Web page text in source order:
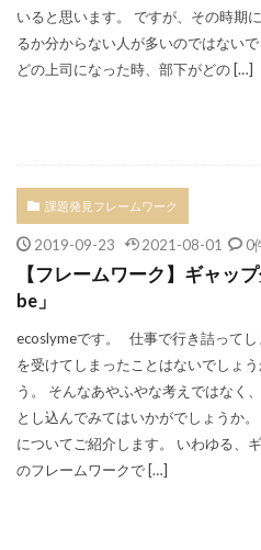
いると思います。 ですが、その時期
るか分からない人が多いのではない
どの上司になった時、部下がどの […]
課題発見フレームワーク
2019-09-23 2021-08-01 0
【フレームワーク】ギャッ
be」
ecoslymeです。 仕事で行き詰って
を受けてしまったことはないでしょ
う。 そんなあやふやな考えではなく
とし込んでみてはいかがでしょうか
についてご紹介します。 いわゆる、
のフレームワークで […]